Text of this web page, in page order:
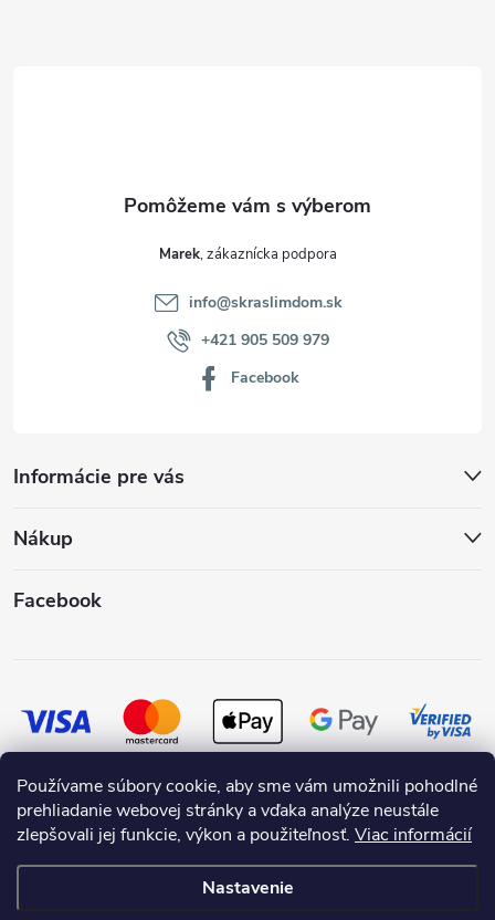
Používame súbory cookie, aby sme vám umožnili pohodlné
prehliadanie webovej stránky a vďaka analýze neustále
zlepšovali jej funkcie, výkon a použiteľnosť. Viac informácií
Nastavenie
Informácie pre vás
Nákup
Marek
info@skraslimdom.sk
+421 905 509 979
Facebook
Facebook